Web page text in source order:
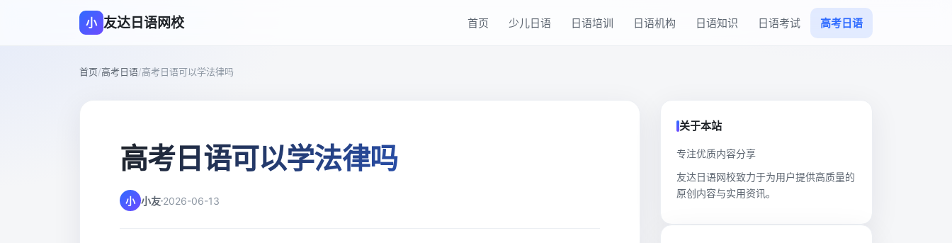
小 友达日语网校 首页 少儿日语 日语培训 日语机构 日语知识 日语考试 高考日语
首页/高考日语/高考日语可以学法律吗
高考日语可以学法律吗
小 小友 2026-06-13
关于本站
专注优质内容分享
友达日语网校致力于为用户提供高质量的
原创内容与实用资讯。